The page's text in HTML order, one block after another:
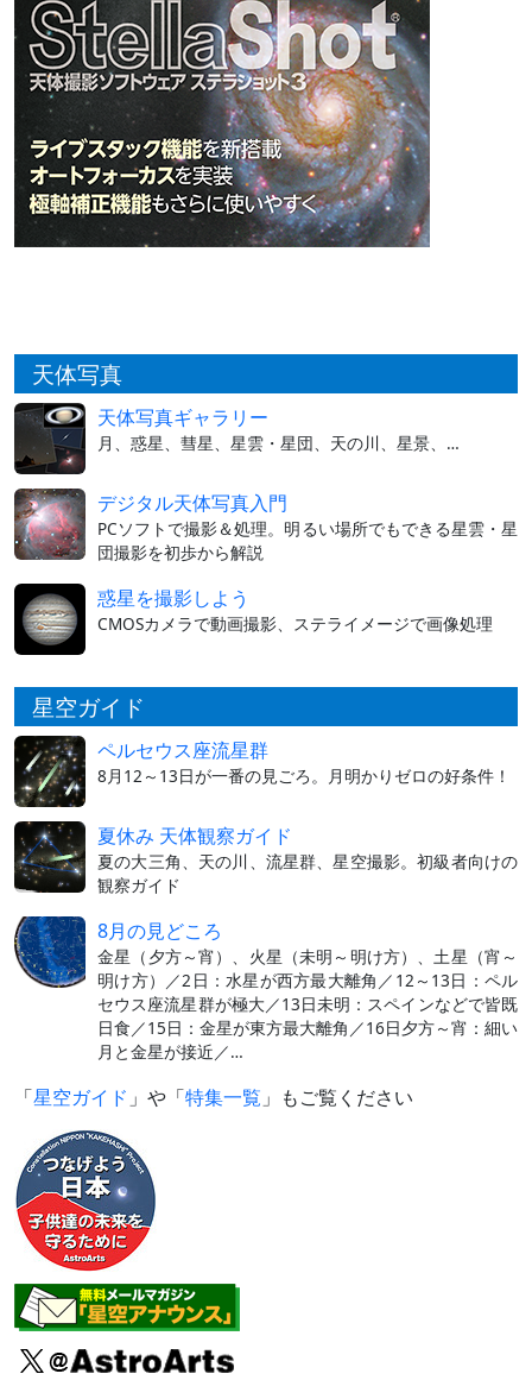
天体写真
天体写真ギャラリー
月、惑星、彗星、星雲・星団、天の川、星景、…
デジタル天体写真入門
PCソフトで撮影＆処理。明るい場所でもできる星雲・星
団撮影を初歩から解説
惑星を撮影しよう
CMOSカメラで動画撮影、ステライメージで画像処理
星空ガイド
ペルセウス座流星群
8月12～13日が一番の見ごろ。月明かりゼロの好条件！
夏休み 天体観察ガイド
夏の大三角、天の川、流星群、星空撮影。初級者向けの
観察ガイド
8月の見どころ
金星（夕方～宵）、火星（未明～明け方）、土星（宵～
明け方）／2日：水星が西方最大離角／12～13日：ペル
セウス座流星群が極大／13日未明：スペインなどで皆既
日食／15日：金星が東方最大離角／16日夕方～宵：細い
月と金星が接近／…
「星空ガイド 」や「特集一覧 」もご覧ください